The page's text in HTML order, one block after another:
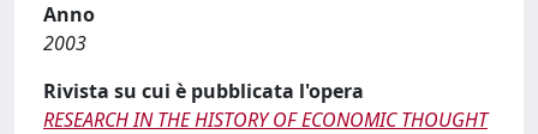
Anno
2003
Rivista su cui è pubblicata l'opera
RESEARCH IN THE HISTORY OF ECONOMIC THOUGHT